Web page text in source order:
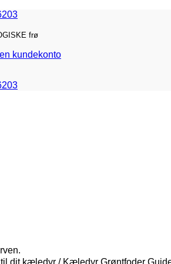
frø
kundekonto
dit kæledyr /Kæledyr Grøntfoder